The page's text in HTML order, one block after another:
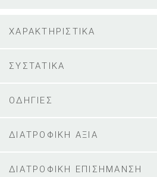
ΧΑΡΑΚΤΗΡΙΣΤΙΚΑ
ΣΥΣΤΑΤΙΚΑ
ΟΔΗΓΙΕΣ
ΔΙΑΤΡΟΦΙΚΗ ΑΞΙΑ
ΔΙΑΤΡΟΦΙΚΗ ΕΠΙΣΗΜΑΝΣΗ